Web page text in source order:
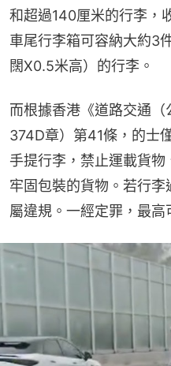
和超過140厘米的行李，
車尾行李箱可容納大約3
闊X0.5米高）的行李。
而根據香港《道路交通
374D章）第41條，的士
手提行李，禁止運載貨
牢固包裝的貨物。若行
屬違規。一經定罪，最高